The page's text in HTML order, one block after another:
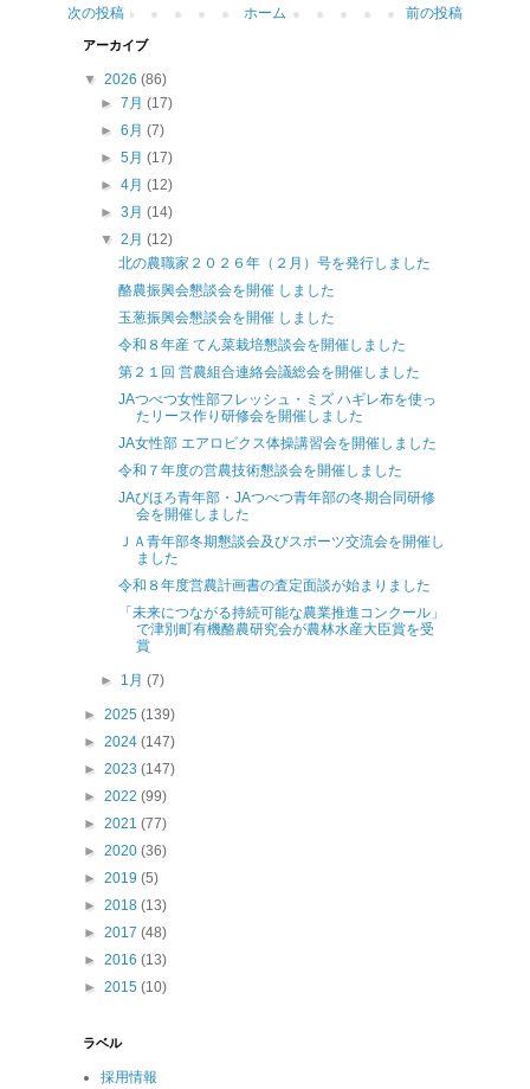
次の投稿 前の投稿
ホーム
アーカイブ
▼ 2026 (86)
►7月(17)
►6月(7)
►5月(17)
►4月(12)
►3月(14)
▼2月(12)
北の農職家２０２６年（２月）号を発行しました
酪農振興会懇談会を開催 しました
玉葱振興会懇談会を開催 しました
令和８年産 てん菜栽培懇談会を開催しました
第２１回 営農組合連絡会議総会を開催しました
JAつべつ女性部フレッシュ・ミズ ハギレ布を使っ
たリース作り研修会を開催しました
JA女性部 エアロビクス体操講習会を開催しました
令和７年度の営農技術懇談会を開催しました
JAびほろ青年部・JAつべつ青年部の冬期合同研修
会を開催しました
ＪＡ青年部冬期懇談会及びスポーツ交流会を開催し
ました
令和８年度営農計画書の査定面談が始まりました
「未来につながる持続可能な農業推進コンクール」
で津別町有機酪農研究会が農林水産大臣賞を受
賞
► 1月(7)
► 2025 (139)
► 2024 (147)
► 2023 (147)
► 2022 (99)
► 2021 (77)
► 2020 (36)
► 2019 (5)
► 2018 (13)
► 2017 (48)
► 2016 (13)
► 2015 (10)
ラベル
採用情報